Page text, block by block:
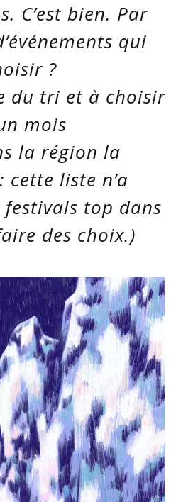
C’est bien. Par
qui
?
du tri et à choisir
mois
la région la
liste n’a
festivals top dans
des choix.)